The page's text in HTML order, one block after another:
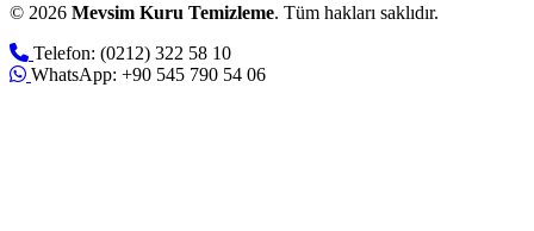
© 2026 Mevsim Kuru Temizleme. Tüm hakları saklıdır.
Telefon: (0212) 322 58 10
WhatsApp: +90 545 790 54 06